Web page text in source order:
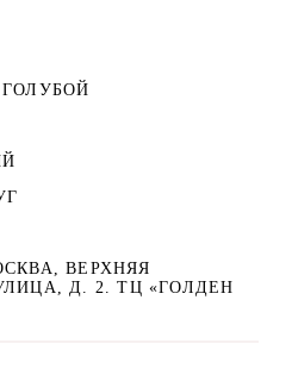
ВЕРХНЯЯ
Д. 2. ТЦ «ГОЛДЕН